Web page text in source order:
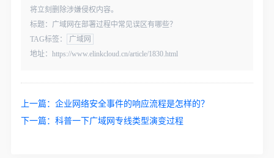
将立刻删除涉嫌侵权内容。
标题：广域网在部署过程中常见误区有哪些？
TAG标签：
广域网
地址：https://www.elinkcloud.cn/article/1830.html
上一篇：企业网络安全事件的响应流程是怎样的？
下一篇：科普一下广域网专线类型演变过程